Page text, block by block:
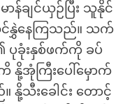
န်ချင်ယှဉ်ပြီး သူနိုင်
နွှဲနေကြသည်။ သက်
ခုံးနှစ်ဖက်ကို ခပ်
အုံကြီးပေါ်မှောက်
နို့သီးခေါင်း တောင့်